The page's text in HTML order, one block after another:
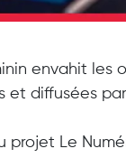
envahit les
et diffusées
projet Le